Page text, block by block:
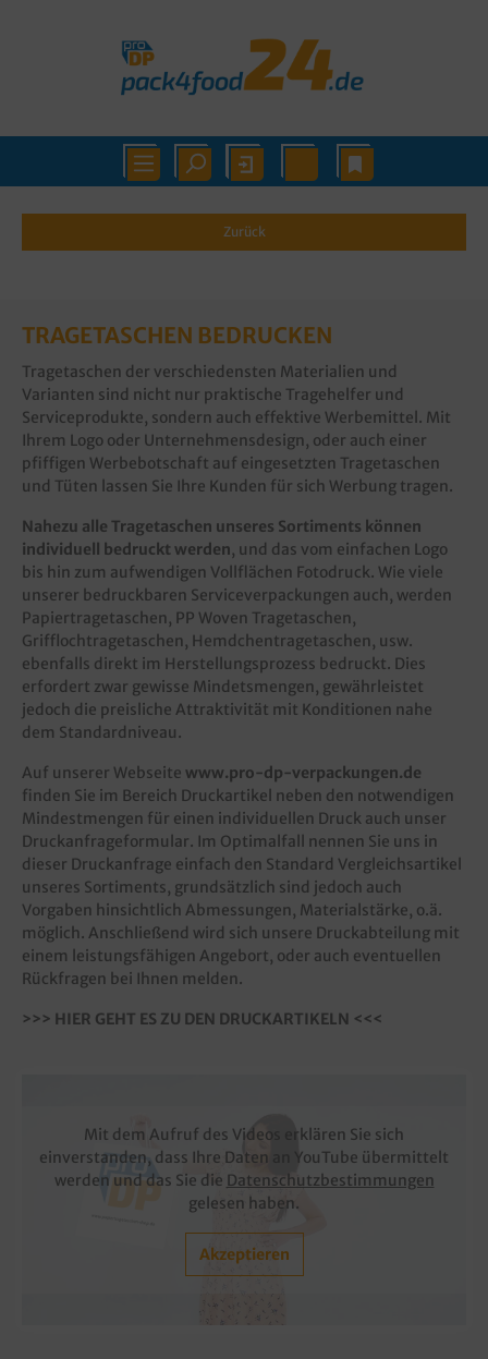
Zurück
TRAGETASCHEN BEDRUCKEN
Tragetaschen der verschiedensten Materialien und
Varianten sind nicht nur praktische Tragehelfer und
Serviceprodukte, sondern auch effektive Werbemittel. Mit
Ihrem Logo oder Unternehmensdesign, oder auch einer
pfiffigen Werbebotschaft auf eingesetzten Tragetaschen
und Tüten lassen Sie Ihre Kunden für sich Werbung tragen.
Nahezu alle Tragetaschen unseres Sortiments können
individuell bedruckt werden, und das vom einfachen Logo
bis hin zum aufwendigen Vollflächen Fotodruck. Wie viele
unserer bedruckbaren Serviceverpackungen auch, werden
Papiertragetaschen, PP Woven Tragetaschen,
Grifflochtragetaschen, Hemdchentragetaschen, usw.
ebenfalls direkt im Herstellungsprozess bedruckt. Dies
erfordert zwar gewisse Mindetsmengen, gewährleistet
jedoch die preisliche Attraktivität mit Konditionen nahe
dem Standardniveau.
Auf unserer Webseite www.pro-dp-verpackungen.de
finden Sie im Bereich Druckartikel neben den notwendigen
Mindestmengen für einen individuellen Druck auch unser
Druckanfrageformular. Im Optimalfall nennen Sie uns in
dieser Druckanfrage einfach den Standard Vergleichsartikel
unseres Sortiments, grundsätzlich sind jedoch auch
Vorgaben hinsichtlich Abmessungen, Materialstärke, o.ä.
möglich. Anschließend wird sich unsere Druckabteilung mit
einem leistungsfähigen Angebort, oder auch eventuellen
Rückfragen bei Ihnen melden.
>>> HIER GEHT ES ZU DEN DRUCKARTIKELN <<<
Mit dem Aufruf des Videos erklären Sie sich
einverstanden, dass Ihre Daten an YouTube übermittelt
werden und das Sie die Datenschutzbestimmungen
gelesen haben.
Akzeptieren